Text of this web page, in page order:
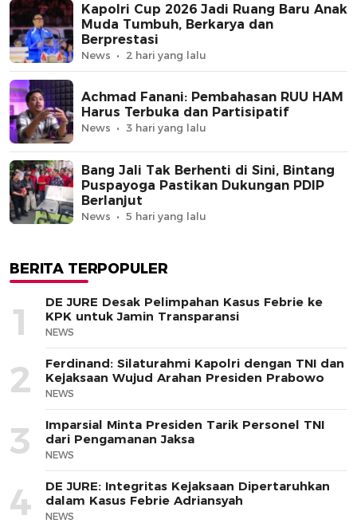
Kapolri Cup 2026 Jadi Ruang Baru Anak
Muda Tumbuh, Berkarya dan
Berprestasi
News 2 hari yang lalu
Achmad Fanani: Pembahasan RUU HAM
Harus Terbuka dan Partisipatif
News 3 hari yang lalu
Bang Jali Tak Berhenti di Sini, Bintang
Puspayoga Pastikan Dukungan PDIP
Berlanjut
News 5 hari yang lalu
BERITA TERPOPULER
1
DE JURE Desak Pelimpahan Kasus Febrie ke
KPK untuk Jamin Transparansi
NEWS
2
Ferdinand: Silaturahmi Kapolri dengan TNI dan
Kejaksaan Wujud Arahan Presiden Prabowo
NEWS
3
Imparsial Minta Presiden Tarik Personel TNI
dari Pengamanan Jaksa
NEWS
4
DE JURE: Integritas Kejaksaan Dipertaruhkan
dalam Kasus Febrie Adriansyah
NEWS